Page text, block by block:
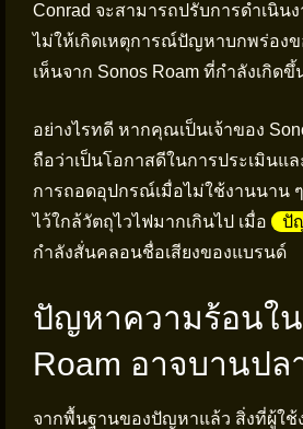
Conrad จะสามารถปรับการดำเนิน
ไม่ให้เกิดเหตุการณ์ปัญหาบกพร่องข
เห็นจาก Sonos Roam ที่กำลังเกิด
อย่างไรทดี หากคุณเป็นเจ้าของ
ถือว่าเป็นโอกาสดีในการประเมินแ
การถอดอุปกรณ์เมื่อไม่ใช้งานนาน
ไว้ใกล้วัตถุไวไฟมากเกินไป เมื่อ
ปั
กำลังสั่นคลอนชื่อเสียงของแบรนด์
ปัญหาความร้อนใน
Roam อาจบานปล
จากพื้นฐานของปัญหาแล้ว สิ่งที่ผู้ใช้